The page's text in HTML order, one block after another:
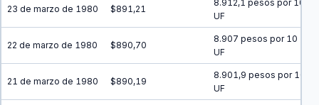
23 de marzo de 1980 $891,21
8.912,1 pesos por 10
UF
22 de marzo de 1980 $890,70
8.907 pesos por 10
UF
21 de marzo de 1980 $890,19
8.901,9 pesos por 10
UF